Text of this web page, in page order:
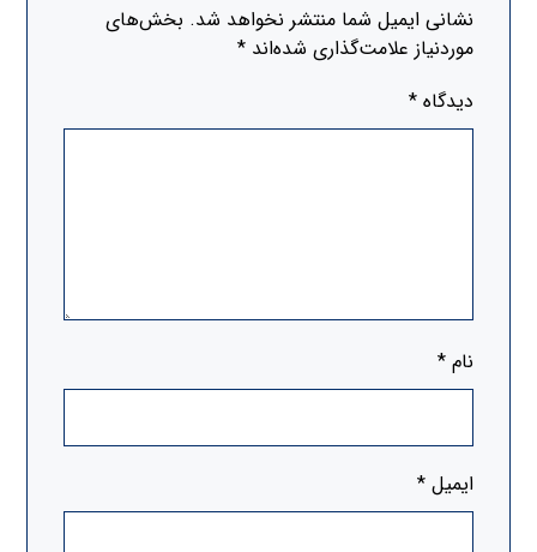
نشانی ایمیل شما منتشر نخواهد شد. بخش‌های
موردنیاز علامت‌گذاری شده‌اند*
دیدگاه*
نام*
ایمیل*